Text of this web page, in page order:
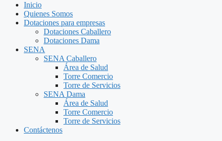
Inicio
Quienes Somos
Dotaciones para empresas
Dotaciones Caballero
Dotaciones Dama
SENA
SENA Caballero
Área de Salud
Torre Comercio
Torre de Servicios
SENA Dama
Área de Salud
Torre Comercio
Torre de Servicios
Contáctenos